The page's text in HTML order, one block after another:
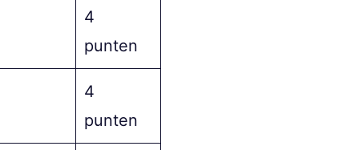
4
punten
4
punten